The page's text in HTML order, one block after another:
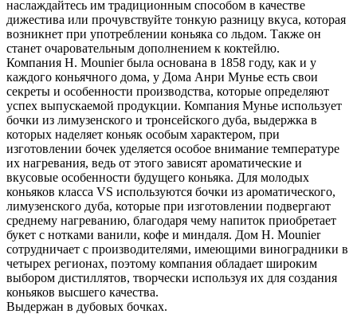
наслаждайтесь им традиционным способом в качестве
дижестива или прочувствуйте тонкую разницу вкуса, которая
возникнет при употреблении коньяка со льдом. Также он
станет очаровательным дополнением к коктейлю.
Компания Н. Mounier была основана в 1858 году, как и у
каждого коньячного дома, у Дома Анри Мунье есть свои
секреты и особенности производства, которые определяют
успех выпускаемой продукции. Компания Мунье использует
бочки из лимузенского и тронсейского дуба, выдержка в
которых наделяет коньяк особым характером, при
изготовлении бочек уделяется особое внимание температуре
их нагревания, ведь от этого зависят ароматические и
вкусовые особенности будущего коньяка. Для молодых
коньяков класса VS используются бочки из ароматического,
лимузенского дуба, которые при изготовлении подвергают
среднему нагреванию, благодаря чему напиток приобретает
букет с нотками ванили, кофе и миндаля. Дом Н. Mounier
сотрудничает с производителями, имеющими виноградники в
четырех регионах, поэтому компания обладает широким
выбором дистиллятов, творчески используя их для создания
коньяков высшего качества.
Выдержан в дубовых бочках.